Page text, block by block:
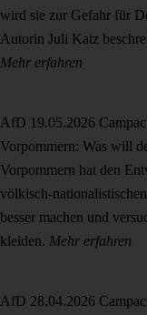
wird sie zur Gefahr für
Autorin Juli Katz
Mehr erfahren
AfD 19.05.2026
Vorpommern: Was will
Vorpommern hat den
völkisch-
besser machen und
kleiden. Mehr erfahren
AfD 28.04.2026